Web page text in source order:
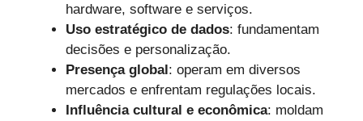
hardware, software e serviços.
Uso estratégico de dados: fundamentam
decisões e personalização.
Presença global: operam em diversos
mercados e enfrentam regulações locais.
Influência cultural e econômica: moldam